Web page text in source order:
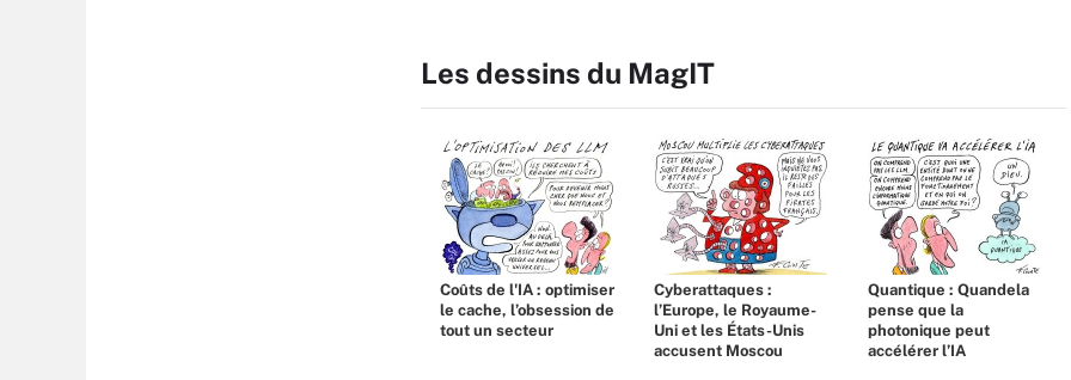
Les dessins du MagIT
Coûts de l'IA : optimiser
le cache, l’obsession de
tout un secteur
Cyberattaques :
l’Europe, le Royaume-
Uni et les États-Unis
accusent Moscou
Quantique : Quandela
pense que la
photonique peut
accélérer l’IA